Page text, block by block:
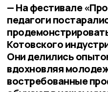
— На фестивале
педагоги
Котовского
Они делились
вдохновляя
востребованные